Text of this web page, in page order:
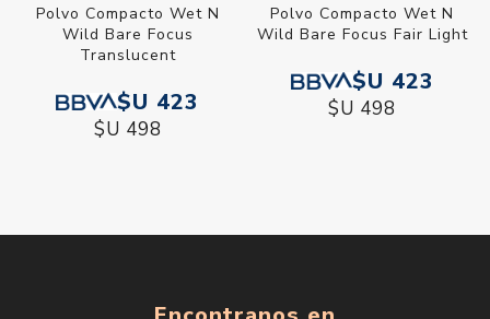
Polvo Compacto Wet N
Wild Bare Focus
Translucent
$U 423
$U 498
Polvo Compacto Wet N
Wild Bare Focus Fair Light
$U 423
$U 498